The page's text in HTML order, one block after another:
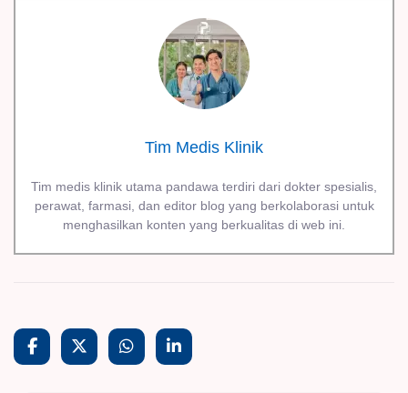
Tim Medis Klinik
Tim medis klinik utama pandawa terdiri dari dokter spesialis,
perawat, farmasi, dan editor blog yang berkolaborasi untuk
menghasilkan konten yang berkualitas di web ini.